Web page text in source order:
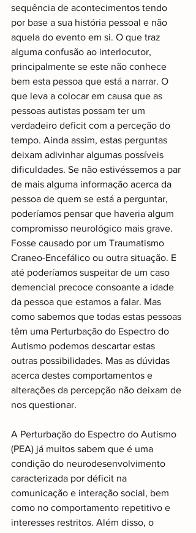
sequência de acontecimentos tendo
por base a sua história pessoal e não
aquela do evento em si. O que traz
alguma confusão ao interlocutor,
principalmente se este não conhece
bem esta pessoa que está a narrar. O
que leva a colocar em causa que as
pessoas autistas possam ter um
verdadeiro deficit com a perceção do
tempo. Ainda assim, estas perguntas
deixam adivinhar algumas possíveis
dificuldades. Se não estivéssemos a par
de mais alguma informação acerca da
pessoa de quem se está a perguntar,
poderíamos pensar que haveria algum
compromisso neurológico mais grave.
Fosse causado por um Traumatismo
Craneo-Encefálico ou outra situação. E
até poderíamos suspeitar de um caso
demencial precoce consoante a idade
da pessoa que estamos a falar. Mas
como sabemos que todas estas pessoas
têm uma Perturbação do Espectro do
Autismo podemos descartar estas
outras possibilidades. Mas as dúvidas
acerca destes comportamentos e
alterações da percepção não deixam de
nos questionar.
A Perturbação do Espectro do Autismo
(PEA) já muitos sabem que é uma
condição do neurodesenvolvimento
caracterizada por déficit na
comunicação e interação social, bem
como no comportamento repetitivo e
interesses restritos. Além disso, o